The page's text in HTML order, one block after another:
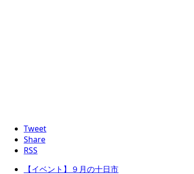
Tweet
Share
RSS
【イベント】９月の十日市